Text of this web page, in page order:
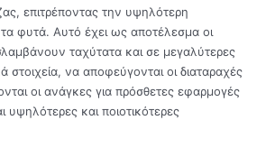
επιτρέποντας την υψηλότερη
φυτά. Αυτό έχει ως αποτέλεσμα οι
ταχύτατα και σε μεγαλύτερες
στοιχεία, να αποφεύγονται οι διαταραχές
οι ανάγκες για πρόσθετες εφαρμογές
υψηλότερες και ποιοτικότερες